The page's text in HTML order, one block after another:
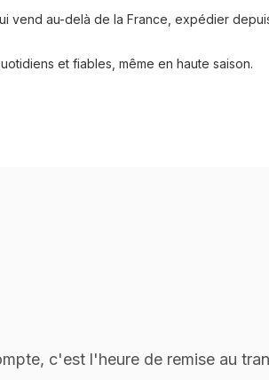
vend au-delà de la France, expédier
et fiables, même en haute saison.
c'est l'heure de remise au